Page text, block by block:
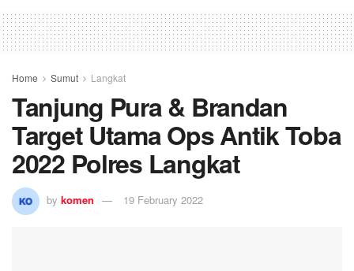
Home Sumut Langkat
Tanjung Pura & Brandan
Target Utama Ops Antik Toba
2022 Polres Langkat
by komen 19 February 2022